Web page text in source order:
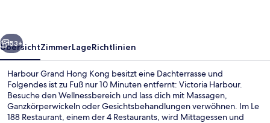
Weiter
53+
ÜbersichtZimmerLageRichtlinien
Harbour Grand Hong Kong besitzt eine Dachterrasse und
Folgendes ist zu Fuß nur 10 Minuten entfernt: Victoria Harbour.
Besuche den Wellnessbereich und lass dich mit Massagen,
Ganzkörperwickeln oder Gesichtsbehandlungen verwöhnen. Im Le
188 Restaurant, einem der 4 Restaurants, wird Mittagessen und